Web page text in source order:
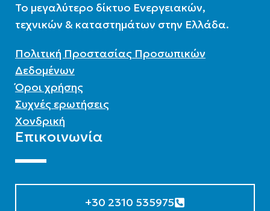
ΕΠΙΦΆΝΕΙΑ(M2) 1,95
ΣΥΛΛΈΚΤΗΣ
To μεγαλύτερο δίκτυο Ενεργειακών,
τεχνικών & καταστημάτων στην Ελλάδα.
Πολιτική Προστασίας Προσωπικών
Δεδομένων
Όροι χρήσης
Συχνές ερωτήσεις
Χονδρική
Επικοινωνία
+30 2310 535975